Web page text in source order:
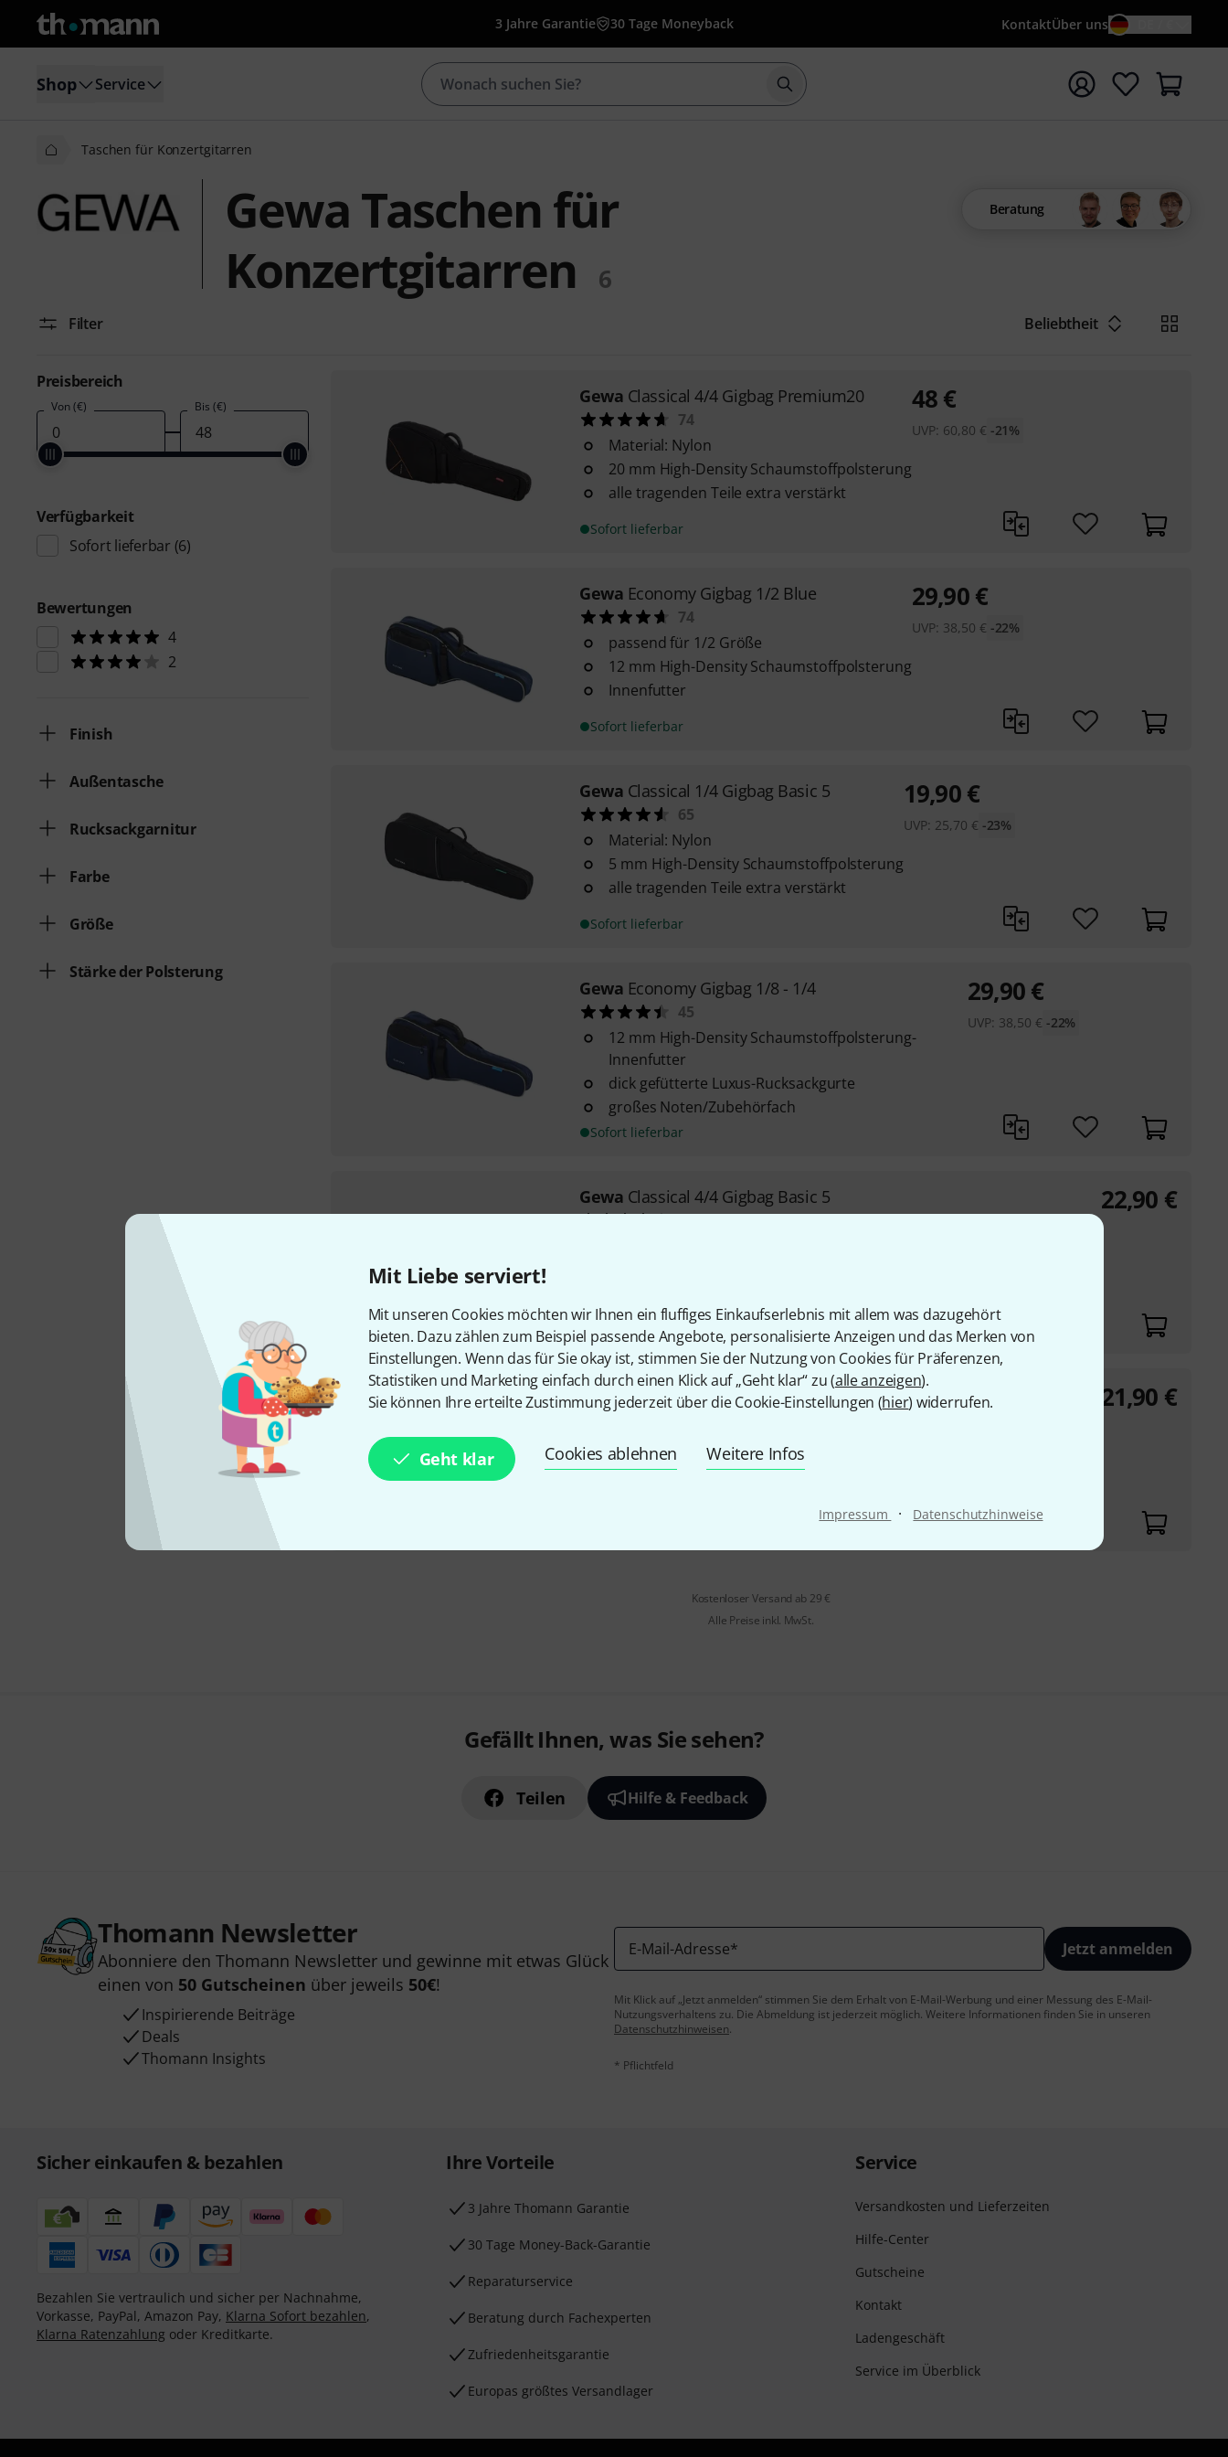
Mit Liebe serviert!
Mit unseren Cookies möchten wir Ihnen ein fluffiges Einkaufserlebnis mit allem was dazugehört
bieten. Dazu zählen zum Beispiel passende Angebote, personalisierte Anzeigen und das Merken von
Einstellungen. Wenn das für Sie okay ist, stimmen Sie der Nutzung von Cookies für Präferenzen,
Statistiken und Marketing einfach durch einen Klick auf „Geht klar“ zu (alle anzeigen).
Sie können Ihre erteilte Zustimmung jederzeit über die Cookie-Einstellungen (hier) widerrufen.
Geht klar Cookies ablehnen Weitere Infos
Impressum · Datenschutzhinweise
3 Jahre Garantie 30 Tage Moneyback KontaktÜber uns
Shop Service Suche mit Suchwort {searchTerm} starten
Taschen für Konzertgitarren
Gewa Taschen für
Konzertgitarren
6
Beratung
Filter Beliebtheit
Preisbereich
Von (€) Bis (€)
Verfügbarkeit
Sofort lieferbar (6)
Bewertungen
4
2
Finish
Außentasche
Rucksackgarnitur
Farbe
Größe
Stärke der Polsterung
Gewa Classical 4/4 Gigbag Premium20
74
Material: Nylon
20 mm High-Density Schaumstoffpolsterung
alle tragenden Teile extra verstärkt
Sofort lieferbar
48€
UVP: 60,80 € -21%
Gewa Economy Gigbag 1/2 Blue
74
passend für 1/2 Größe
12 mm High-Density Schaumstoffpolsterung
Innenfutter
Sofort lieferbar
29,90 €
UVP: 38,50 € -22%
Gewa Classical 1/4 Gigbag Basic 5
65
Material: Nylon
5 mm High-Density Schaumstoffpolsterung
alle tragenden Teile extra verstärkt
Sofort lieferbar
19,90€
UVP: 25,70 € -23%
Gewa Economy Gigbag 1/8 - 1/4
45
12 mm High-Density Schaumstoffpolsterung-
Innenfutter
dick gefütterte Luxus-Rucksackgurte
großes Noten/Zubehörfach
Sofort lieferbar
29,90€
UVP: 38,50 € -22%
Gewa Classical 4/4 Gigbag Basic 5
18
Sofort lieferbar
22,90 €
Gewa Classical 1/2 Gigbag Basic 5
Material: Nylon
5 mm High-Density Schaumstoffpolsterung
21,90 €
Kostenloser Versand ab 29 €
Alle Preise inkl. MwSt.
Gefällt Ihnen, was Sie sehen?
Teilen Hilfe & Feedback
Thomann Newsletter
Abonniere den Thomann Newsletter und gewinne mit etwas Glück
einen von 50 Gutscheinen über jeweils 50€!
Inspirierende Beiträge
Deals
Thomann Insights
E-Mail-Adresse* Jetzt anmelden
Mit Klick auf „Jetzt anmelden“ stimmen Sie dem Erhalt von E-Mail-Werbung und einer Messung des E-Mail-
Nutzungsverhaltens zu. Die Abmeldung ist jederzeit möglich. Weitere Informationen finden Sie in unseren
Datenschutzhinweisen.
* Pflichtfeld
Sicher einkaufen & bezahlen
Bezahlen Sie vertraulich und sicher per Nachnahme,
Vorkasse, PayPal, Amazon Pay, Klarna Sofort bezahlen,
Klarna Ratenzahlung oder Kreditkarte.
Ihre Vorteile
3 Jahre Thomann Garantie
30 Tage Money-Back-Garantie
Reparaturservice
Beratung durch Fachexperten
Zufriedenheitsgarantie
Europas größtes Versandlager
Service
Versandkosten und Lieferzeiten
Hilfe-Center
Gutscheine
Kontakt
Ladengeschäft
Service im Überblick